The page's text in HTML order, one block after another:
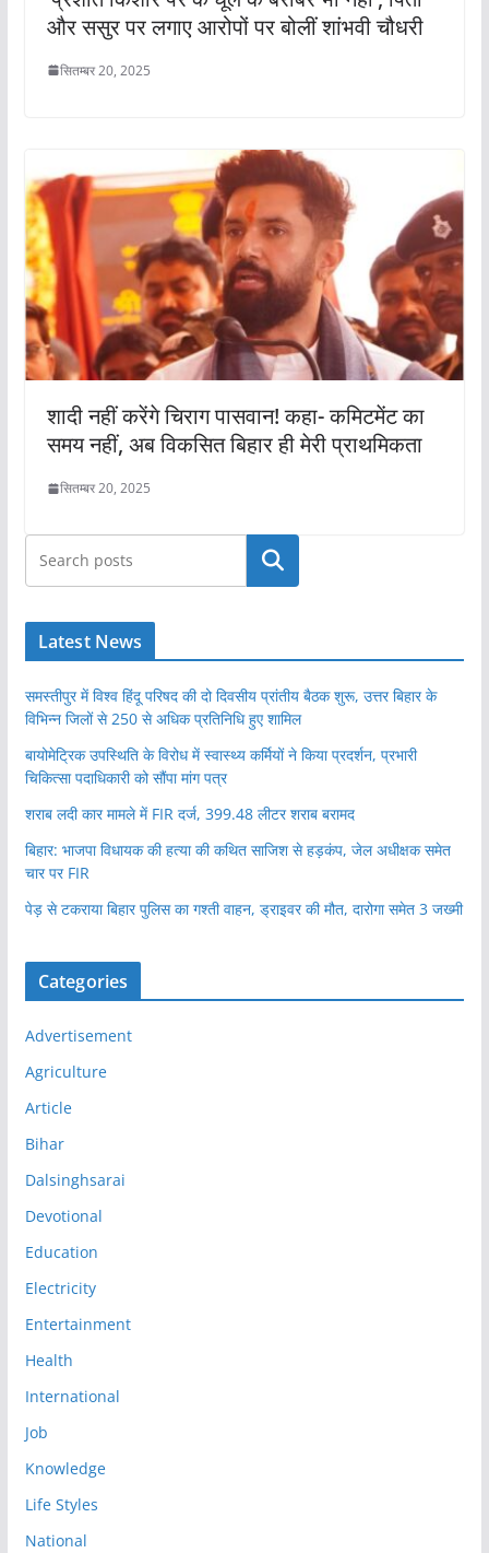
और ससुर पर लगाए आरोपों पर बोलीं शांभवी चौधरी
सितम्बर 20, 2025
शादी नहीं करेंगे चिराग पासवान! कहा- कमिटमेंट का
समय नहीं, अब विकसित बिहार ही मेरी प्राथमिकता
सितम्बर 20, 2025
खोजें
Latest News
समस्तीपुर में विश्व हिंदू परिषद की दो दिवसीय प्रांतीय बैठक शुरू, उत्तर बिहार के
विभिन्न जिलों से 250 से अधिक प्रतिनिधि हुए शामिल
बायोमेट्रिक उपस्थिति के विरोध में स्वास्थ्य कर्मियों ने किया प्रदर्शन, प्रभारी
चिकित्सा पदाधिकारी को सौंपा मांग पत्र
शराब लदी कार मामले में FIR दर्ज, 399.48 लीटर शराब बरामद
बिहार: भाजपा विधायक की हत्या की कथित साजिश से हड़कंप, जेल अधीक्षक समेत
चार पर FIR
पेड़ से टकराया बिहार पुलिस का गश्ती वाहन, ड्राइवर की मौत, दारोगा समेत 3 जख्मी
Categories
Advertisement
Agriculture
Article
Bihar
Dalsinghsarai
Devotional
Education
Electricity
Entertainment
Health
International
Job
Knowledge
Life Styles
National